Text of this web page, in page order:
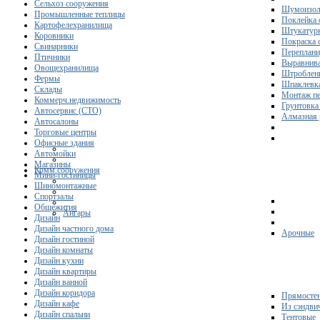
Поклейка
Покраска
Монтаж
Грунтовка
Алмазная
Комм.сооружения
Ангары
Арочные
Из
Тентовые
Сельхоз сооружения
Промышленные теплицы
Картофелехранилища
Коровники
Свинарники
Птичники
Овощехранилища
Фермы
Склады
Коммерч.недвижимость
Автосервис (СТО)
Автосалоны
Торговые центры
Офисные здания
Автомойки
Магазины
Мини-гостиницы
Шиномонтажные
Спортзалы
Общежития
Дизайн
Дизайн частного дома
Дизайн гостиной
Дизайн комнаты
Дизайн кухни
Дизайн квартиры
Дизайн ванной
Дизайн коридора
Дизайн кафе
Дизайн спальни